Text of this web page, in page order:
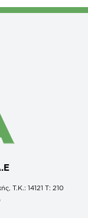
Τ.Κ.: 14121 Τ: 210